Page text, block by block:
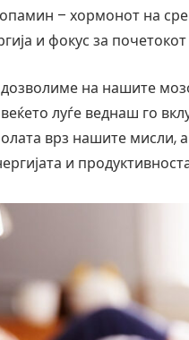
– хормонот на
и фокус за
на нашите
луѓе веднаш го
врз нашите мисли,
и